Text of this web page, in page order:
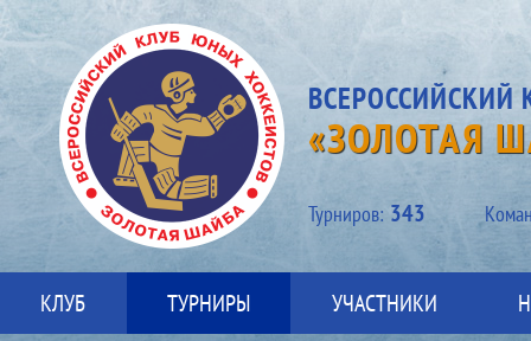
«ЗОЛОТАЯ
Турниров: 343
КЛУБ ТУРНИРЫ УЧАСТНИКИ